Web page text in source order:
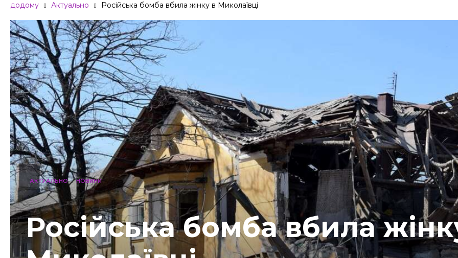
додому Актуально Російська бомба вбила жінку в Миколаївці
АКТУАЛЬНО НОВИНИ
Російська бомба вбила